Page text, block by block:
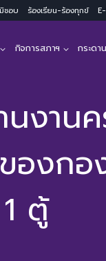
ชอบ ร้องเรียน-ร้องทุกข์
กิจการสภาฯ กระดา
งาน
องกอ
ตู้